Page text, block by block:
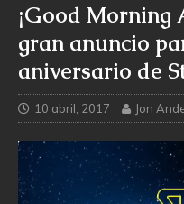
¡Good Morning
gran anuncio
aniversario de
10 abril, 2017 Jon